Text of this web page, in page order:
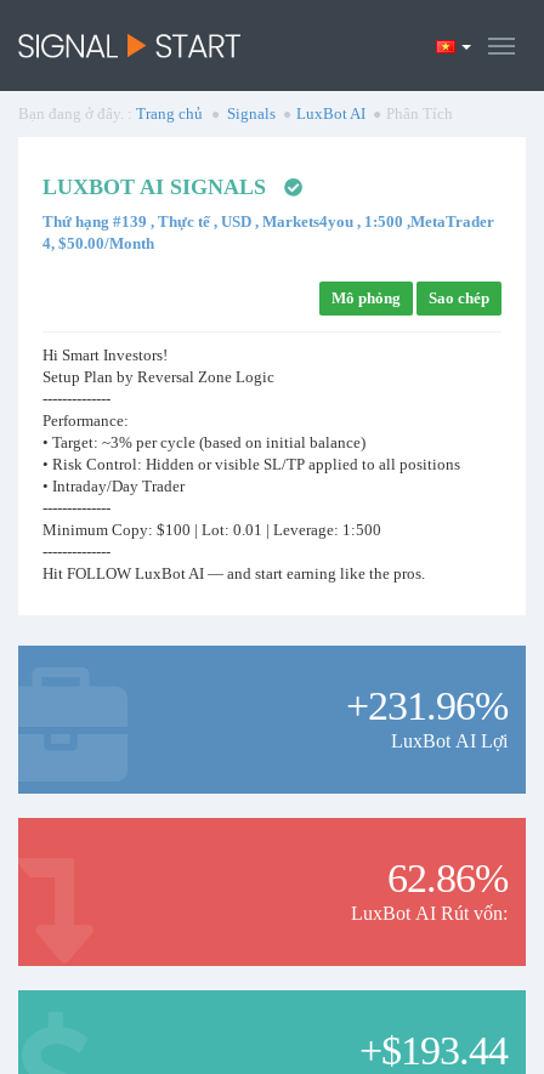
Bạn đang ở đây. : Trang chủ Signals LuxBot AI Phân Tích
LUXBOT AI SIGNALS
Thứ hạng #139 , Thực tế , USD , Markets4you , 1:500 ,MetaTrader
4, $50.00/Month
Mô phỏng Sao chép
Hi Smart Investors!
Setup Plan by Reversal Zone Logic
--------------
Performance:
• Target: ~3% per cycle (based on initial balance)
• Risk Control: Hidden or visible SL/TP applied to all positions
• Intraday/Day Trader
--------------
Minimum Copy: $100 | Lot: 0.01 | Leverage: 1:500
--------------
Hit FOLLOW LuxBot AI — and start earning like the pros.
+231.96%
LuxBot AI Lợi
62.86%
LuxBot AI Rút vốn:
+$193.44